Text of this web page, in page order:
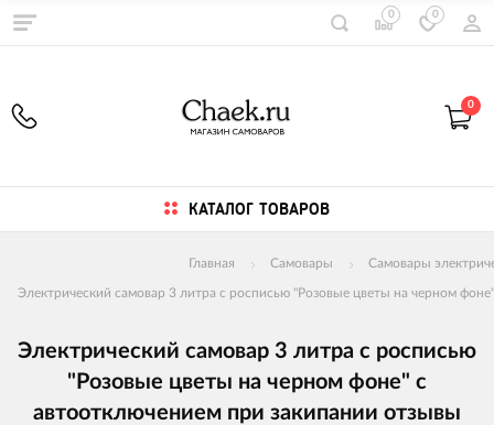
0 0
0
КАТАЛОГ ТОВАРОВ
Главная Самовары Самовары
Электрический самовар 3 литра с росписью "Розовые цветы на черном
Электрический самовар 3 литра с росписью
"Розовые цветы на черном фоне" с
автоотключением при закипании отзывы